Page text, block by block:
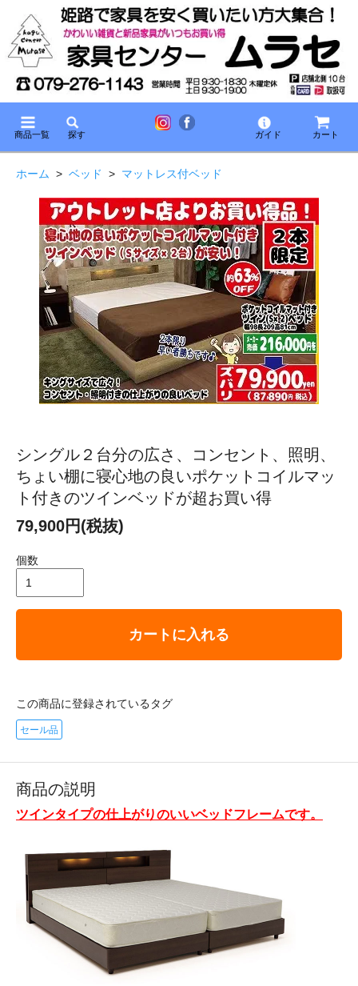
商品一覧 探す ガイド カート
ホーム > ベッド > マットレス付ベッド
シングル２台分の広さ、コンセント、照明、
ちょい棚に寝心地の良いポケットコイルマッ
ト付きのツインベッドが超お買い得
79,900円(税抜)
個数
カートに入れる
この商品に登録されているタグ
セール品
商品の説明
ツインタイプの仕上がりのいいベッドフレームです。